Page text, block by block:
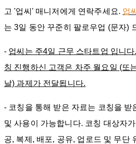
고 '업씨' 매니저에게 연락주세요. 업
는 3일 동안 꾸준히 팔로우업 (문자)
- 업씨는 주4일 근무 스타트업 입니
칭 진행하신 고객은 차주 월요일 (또
날) 과제가 전달됩니다.
- 코칭을 통해 받은 자료는 코칭을 받
및 사용이 가능합니다. 코칭 대상자
공, 복제, 배포, 공유, 업로드 및 무단